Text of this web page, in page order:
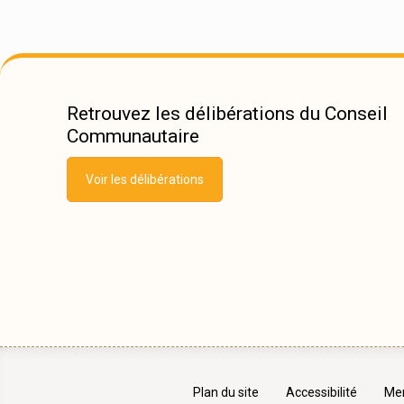
Retrouvez les délibérations du Conseil
Communautaire
Voir les délibérations
Plan du site Accessibilité